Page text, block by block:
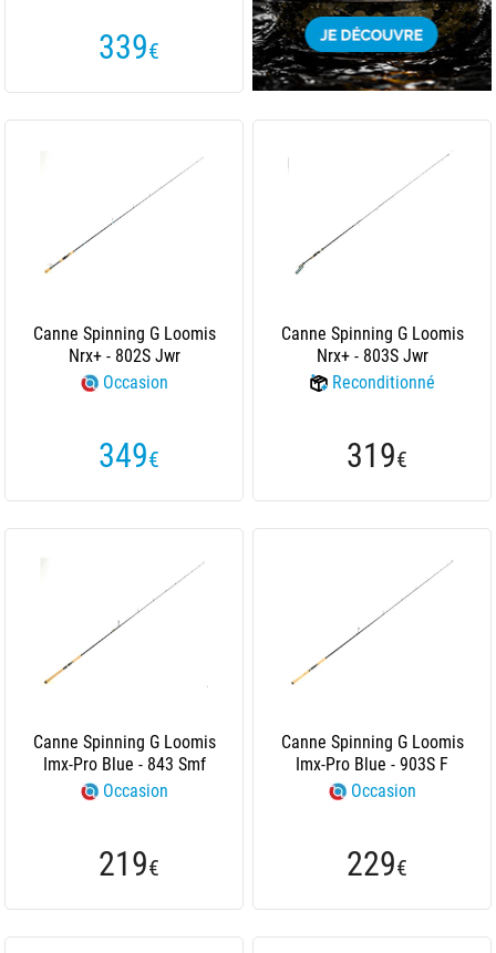
339€
Canne Spinning G Loomis
Nrx+ - 802S Jwr
Occasion
349€
Canne Spinning G Loomis
Nrx+ - 803S Jwr
Reconditionné
319€
Canne Spinning G Loomis
Imx-Pro Blue - 843 Smf
Occasion
219€
Canne Spinning G Loomis
Imx-Pro Blue - 903S F
Occasion
229€